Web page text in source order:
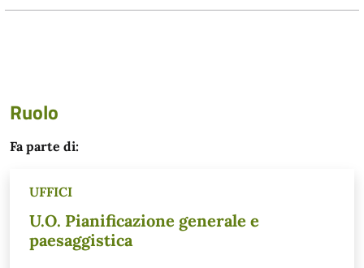
Ruolo
Fa parte di:
UFFICI
U.O. Pianificazione generale e
paesaggistica